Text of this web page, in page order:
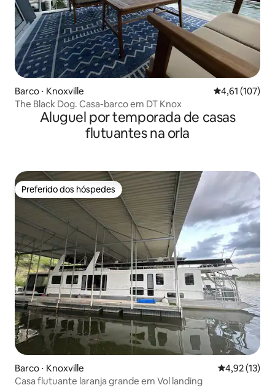
Barco ⋅ Knoxville 4,61 de uma
4,61 (107)
The Black Dog. Casa-barco em DT Knox
Aluguel por temporada de casas
flutuantes na orla
Preferido dos hóspedes
Preferido dos hóspedes
Barco ⋅ Knoxville 4,92 de uma
4,92 (13)
Casa flutuante laranja grande em Vol landing